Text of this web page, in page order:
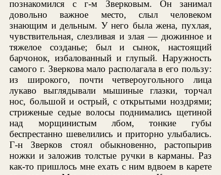
познакомился с г-м Зверковым. Он занимал
довольно важное место, слыл человеком
знающим и дельным. У него была жена, пухлая,
чувствительная, слезливая и злая — дюжинное и
тяжелое созданье; был и сынок, настоящий
барчонок, избалованный и глупый. Наружность
самого г. Зверкова мало располагала в его пользу:
из широкого, почти четвероугольного лица
лукаво выглядывали мышиные глазки, торчал
нос, большой и острый, с открытыми ноздрями;
стриженые седые волосы поднимались щетиной
над морщинистым лбом, тонкие губы
беспрестанно шевелились и приторно улыбались.
Г-н Зверков стоял обыкновенно, растопырив
ножки и заложив толстые ручки в карманы. Раз
как-то пришлось мне ехать с ним вдвоем в карете